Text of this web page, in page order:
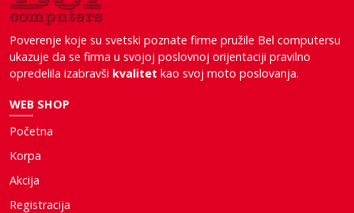
Poverenje koje su svetski poznate firme pružile Bel computersu
ukazuje da se firma u svojoj poslovnoj orijentaciji pravilno
opredelila izabravši kvalitet kao svoj moto poslovanja.
WEB SHOP
Početna
Korpa
Akcija
Registracija